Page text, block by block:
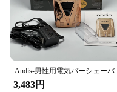
Features:
|6723dwマキタ
**Efficient and
The 6723DW Makita
is a powerhouse tool
efficiency. With its
Andis-男性用電気バーシ
3,483円